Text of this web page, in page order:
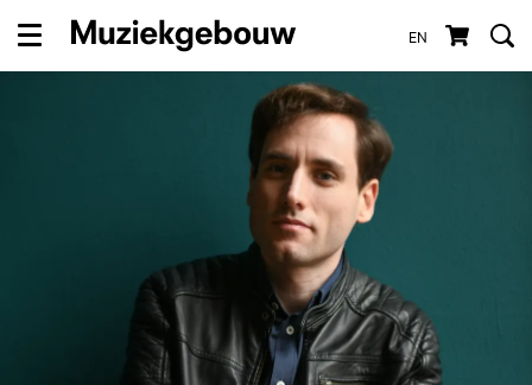
EN
Menu